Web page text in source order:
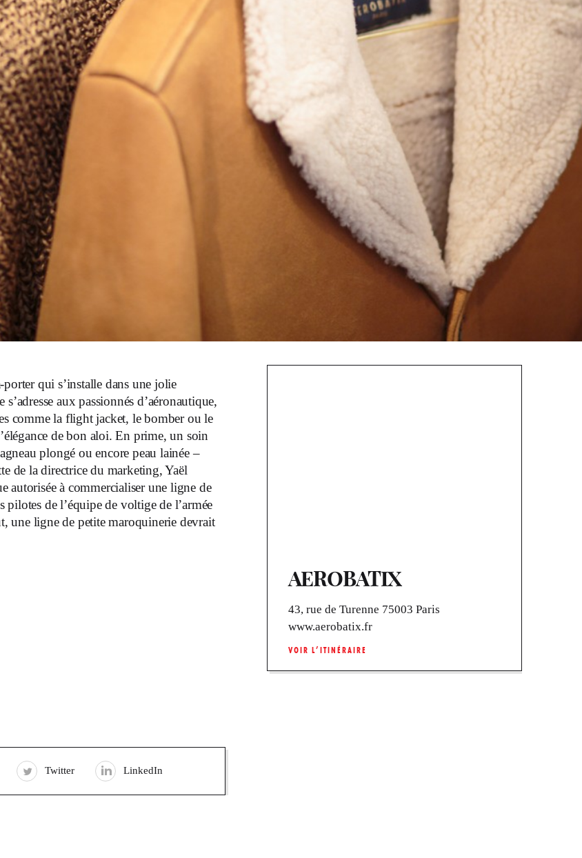
qui s’installe dans une jolie
aux passionnés d’aéronautique,
comme la flight jacket, le bomber ou le
de bon aloi. En prime, un soin
plongé ou encore peau lainée –
de la directrice du marketing, Yaël
autorisée à commercialiser une ligne de
pilotes de l’équipe de voltige de l’armée
une ligne de petite maroquinerie devrait
AEROBATIX
43, rue de Turenne 75003 Paris
www.aerobatix.fr
VOIR L’ITINÉRAIRE
Twitter LinkedIn